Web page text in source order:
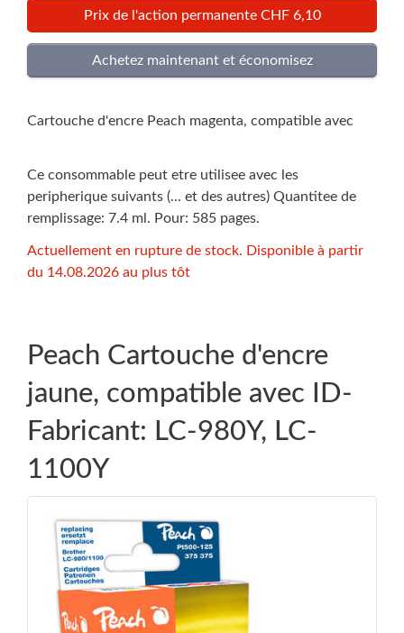
Prix de l'action permanente CHF 6,10
Cartouche d'encre Peach magenta, compatible avec
Ce consommable peut etre utilisee avec les
peripherique suivants (... et des autres) Quantitee de
remplissage: 7.4 ml. Pour: 585 pages.
Actuellement en rupture de stock. Disponible à partir
du 14.08.2026 au plus tôt
Peach Cartouche d'encre
jaune, compatible avec ID-
Fabricant: LC-980Y, LC-
1100Y